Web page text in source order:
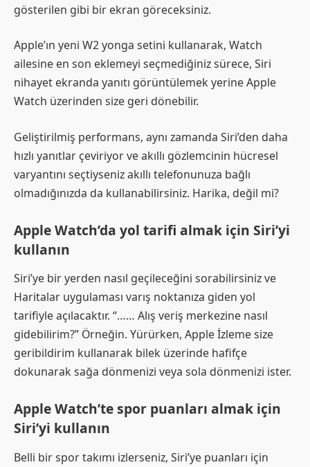
gösterilen gibi bir ekran göreceksiniz.
Apple’ın yeni W2 yonga setini kullanarak, Watch
ailesine en son eklemeyi seçmediğiniz sürece, Siri
nihayet ekranda yanıtı görüntülemek yerine Apple
Watch üzerinden size geri dönebilir.
Geliştirilmiş performans, aynı zamanda Siri’den daha
hızlı yanıtlar çeviriyor ve akıllı gözlemcinin hücresel
varyantını seçtiyseniz akıllı telefonunuza bağlı
olmadığınızda da kullanabilirsiniz. Harika, değil mi?
Apple Watch’da yol tarifi almak için Siri’yi
kullanın
Siri’ye bir yerden nasıl geçileceğini sorabilirsiniz ve
Haritalar uygulaması varış noktanıza giden yol
tarifiyle açılacaktır. “…… Alış veriş merkezine nasıl
gidebilirim?” Örneğin. Yürürken, Apple İzleme size
geribildirim kullanarak bilek üzerinde hafifçe
dokunarak sağa dönmenizi veya sola dönmenizi ister.
Apple Watch’te spor puanları almak için
Siri’yi kullanın
Belli bir spor takımı izlerseniz, Siri’ye puanları için